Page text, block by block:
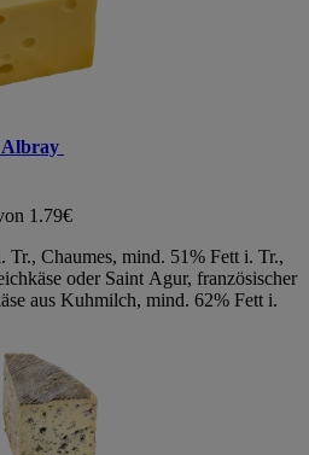
Albray
1.79€
Tr., Chaumes, mind. 51% Fett i. Tr.,
oder Saint Agur, französischer
aus Kuhmilch, mind. 62% Fett i.